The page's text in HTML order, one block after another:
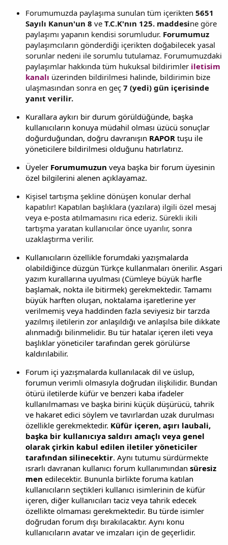
Forumumuzda paylaşıma sunulan tüm içerikten 5651
Sayılı Kanun'un 8 ve T.C.K'nın 125. maddesine göre
paylaşımı yapanın kendisi sorumludur. Forumumuz
paylaşımcıların gönderdiği içerikten doğabilecek yasal
sorunlar nedeni ile sorumlu tutulamaz. Forumumuzdaki
paylaşımlar hakkında tüm hukuksal bildirimler iletisim
kanalı üzerinden bildirilmesi halinde, bildirimin bize
ulaşmasından sonra en geç 7 (yedi) gün içerisinde
yanıt verilir.
Kurallara aykırı bir durum görüldüğünde, başka
kullanıcıların konuya müdahil olması üzücü sonuçlar
doğurduğundan, doğru davranışın RAPOR tuşu ile
yöneticilere bildirilmesi olduğunu hatırlatırız.
Üyeler Forumumuzun veya başka bir forum üyesinin
özel bilgilerini alenen açıklayamaz.
Kişisel tartışma şekline dönüşen konular derhal
kapatılır! Kapatılan başlıklara (yazılara) ilgili özel mesaj
veya e-posta atılmamasını rica ederiz. Sürekli ikili
tartışma yaratan kullanıcılar önce uyarılır, sonra
uzaklaştırma verilir.
Kullanıcıların özellikle forumdaki yazışmalarda
olabildiğince düzgün Türkçe kullanmaları önerilir. Asgari
yazım kurallarına uyulması (Cümleye büyük harfle
başlamak, nokta ile bitirmek) gerekmektedir. Tamamı
büyük harften oluşan, noktalama işaretlerine yer
verilmemiş veya haddinden fazla seviyesiz bir tarzda
yazılmış iletilerin zor anlaşıldığı ve anlaşılsa bile dikkate
alınmadığı bilinmelidir. Bu tür hatalar içeren ileti veya
başlıklar yöneticiler tarafından gerek görülürse
kaldırılabilir.
Forum içi yazışmalarda kullanılacak dil ve üslup,
forumun verimli olmasıyla doğrudan ilişkilidir. Bundan
ötürü iletilerde küfür ve benzeri kaba ifadeler
kullanılmaması ve başka birini küçük düşürücü, tahrik
ve hakaret edici söylem ve tavırlardan uzak durulması
özellikle gerekmektedir. Küfür içeren, aşırı laubali,
başka bir kullanıcıya saldırı amaçlı veya genel
olarak çirkin kabul edilen iletiler yöneticiler
tarafından silinecektir. Aynı tutumu sürdürmekte
ısrarlı davranan kullanıcı forum kullanımından süresiz
men edilecektir. Bununla birlikte foruma katılan
kullanıcıların seçtikleri kullanıcı isimlerinin de küfür
içeren, diğer kullanıcıları taciz veya tahrik edecek
özellikte olmaması gerekmektedir. Bu türde isimler
doğrudan forum dışı bırakılacaktır. Aynı konu
kullanıcıların avatar ve imzaları için de geçerlidir.